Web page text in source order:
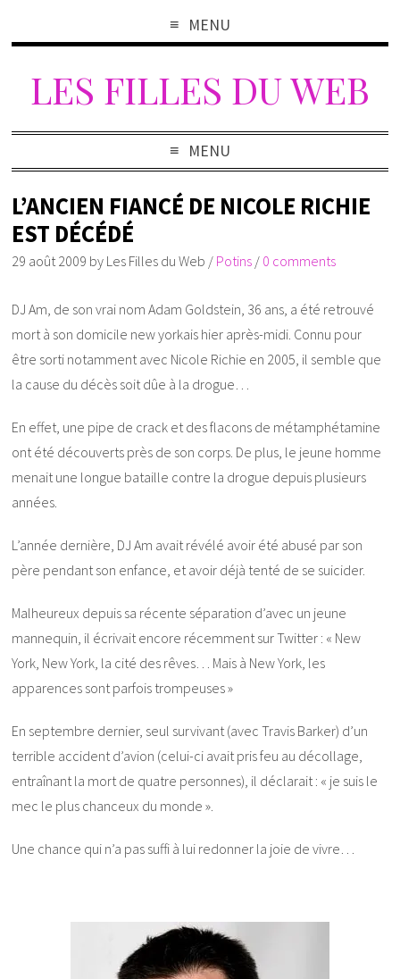
MENU
LES FILLES DU WEB
MENU
L’ANCIEN FIANCÉ DE NICOLE RICHIE
EST DÉCÉDÉ
29 août 2009 by Les Filles du Web / Potins / 0 comments
DJ Am, de son vrai nom Adam Goldstein, 36 ans, a été retrouvé
mort à son domicile new yorkais hier après-midi. Connu pour
être sorti notamment avec Nicole Richie en 2005, il semble que
la cause du décès soit dûe à la drogue…
En effet, une pipe de crack et des flacons de métamphétamine
ont été découverts près de son corps. De plus, le jeune homme
menait une longue bataille contre la drogue depuis plusieurs
années.
L’année dernière, DJ Am avait révélé avoir été abusé par son
père pendant son enfance, et avoir déjà tenté de se suicider.
Malheureux depuis sa récente séparation d’avec un jeune
mannequin, il écrivait encore récemment sur Twitter : « New
York, New York, la cité des rêves… Mais à New York, les
apparences sont parfois trompeuses »
En septembre dernier, seul survivant (avec Travis Barker) d’un
terrible accident d’avion (celui-ci avait pris feu au décollage,
entraînant la mort de quatre personnes), il déclarait : « je suis le
mec le plus chanceux du monde ».
Une chance qui n’a pas suffi à lui redonner la joie de vivre…